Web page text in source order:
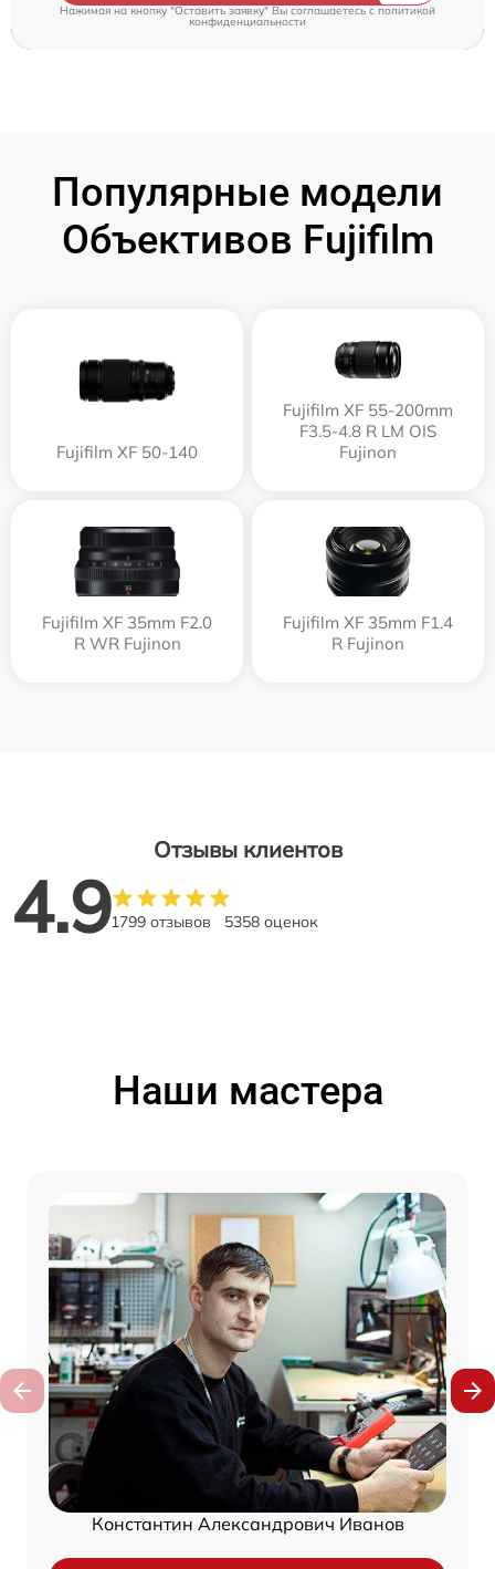
Нажимая на кнопку "Оставить заявку" Вы соглашаетесь c политикой
конфиденциальности
Популярные модели
Объективов Fujifilm
Fujifilm XF 50-140
Fujifilm XF 55-200mm
F3.5-4.8 R LM OIS
Fujinon
Fujifilm XF 35mm F2.0
R WR Fujinon
Fujifilm XF 35mm F1.4
R Fujinon
Отзывы клиентов
4.91799 отзывов 5358 оценок
Наши мастера
Константин Александрович Иванов